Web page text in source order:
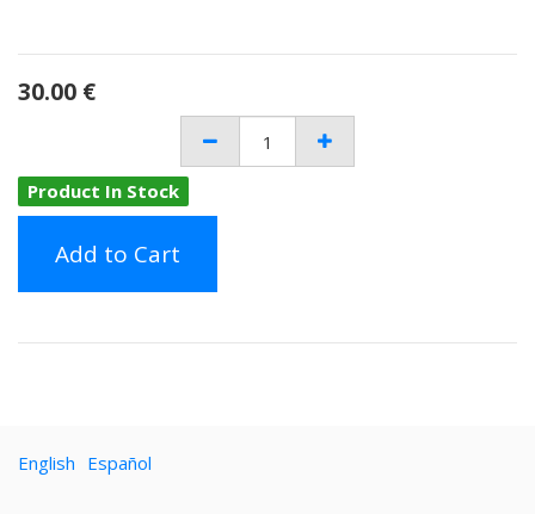
30.00 €
Product In Stock
Add to Cart
English Español